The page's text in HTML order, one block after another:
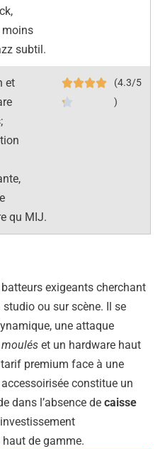
subtil.
et
qu MIJ.
(4.3/5
)
exigeants cherchant
studio ou sur scène. Il se
une attaque
et un hardware haut
premium face à une
constitue un
dans l’absence de caisse
de gamme.